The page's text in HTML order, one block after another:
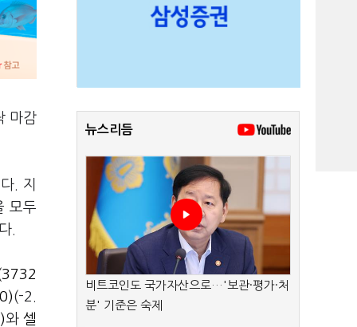
마감
. 지
모두
.
(-2.
와셀
뉴스리듬
비트코인도 국가자산으로…'보관·평가·처
분' 기준은 숙제